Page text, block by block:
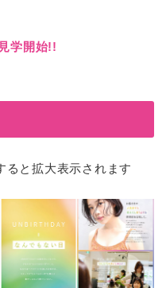
学開始!!
と拡大表示されます